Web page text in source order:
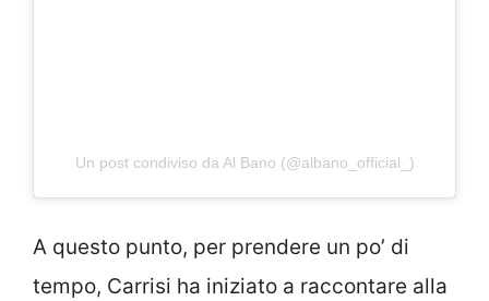
Un post condiviso da Al Bano (@albano_official_)
A questo punto, per prendere un po’ di
tempo, Carrisi ha iniziato a raccontare alla